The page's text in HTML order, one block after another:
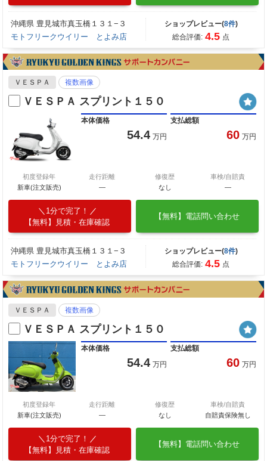
沖縄県 豊見城市真玉橋１３１−３
モトフリークウイリー とよみ店
ショップレビュー(8件)
総合評価: 4.5 点
ＶＥＳＰＡ 複数画像
ＶＥＳＰＡ スプリント１５０
本体価格
54.4 万円
支払総額
60 万円
初度登録年
新車(注文販売)
走行距離
―
修復歴
なし
車検/自賠責
―
1分で完了！
【無料】見積・在庫確認
【無料】電話問い合わせ
沖縄県 豊見城市真玉橋１３１−３
モトフリークウイリー とよみ店
ショップレビュー(8件)
総合評価: 4.5 点
ＶＥＳＰＡ 複数画像
ＶＥＳＰＡ スプリント１５０
本体価格
54.4 万円
支払総額
60 万円
初度登録年
新車(注文販売)
走行距離
―
修復歴
なし
車検/自賠責
自賠責保険無し
1分で完了！
【無料】見積・在庫確認
【無料】電話問い合わせ